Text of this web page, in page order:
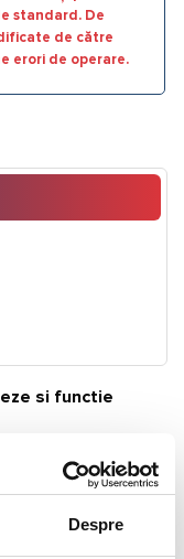
Despre
standard. De
de către
erori de operare.
si functie
pentu reglarea
când